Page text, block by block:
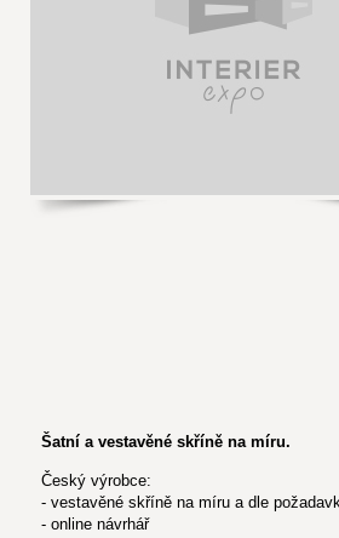
Šatní a vestavěné skříně na míru.
Český výrobce:
- vestavěné skříně na míru a dle
- online návrhář